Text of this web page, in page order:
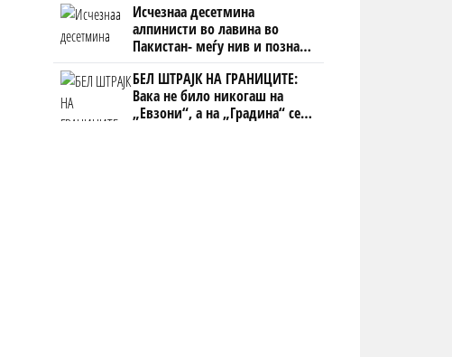
Исчезнаа десетмина
алпинисти во лавина во
Пакистан- меѓу нив и познат
Непалец
БЕЛ ШТРАЈК НА ГРАНИЦИТЕ:
Вака не било никогаш на
„Евзони“, а на „Градина“ се